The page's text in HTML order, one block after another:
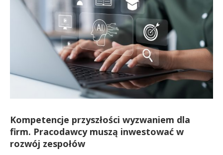
Kompetencje przyszłości wyzwaniem dla
firm. Pracodawcy muszą inwestować w
rozwój zespołów